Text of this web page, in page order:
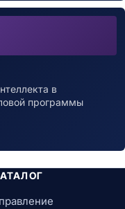
в
программы